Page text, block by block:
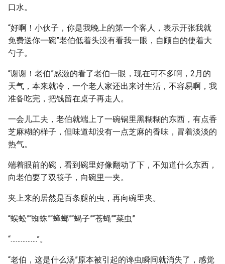
口水。
“好啊！小伙子，你是我晚上的第一个客人，表示开张我就
免费送你一碗”老伯低着头没有看我一眼，自顾自的使着大
勺子。
“谢谢！老伯”感激的看了老伯一眼，现在可不多啊，2月的
天气，本来就冷，一个老人家还出来讨生活，不容易啊，我
准备吃完，把钱留在桌子再走人。
一会儿工夫，老伯就端上了一碗锅里黑糊糊的东西，有点香
芝麻糊的样子，但味道却没有一点芝麻的香味，冒着淡淡的
热气。
端着眼前的碗，看到碗里好像翻动了下，不知道什么东西，
向老伯要了双筷子，向碗里一夹。
夹上来的居然是百条腿的虫，再向碗里夹。
“蜈蚣”“蜘蛛”“蟑螂”“蝎子”“苍蝇”“菜虫”
“…………….”。
“老伯，这是什么汤”原本被引起的谗虫瞬间就消失了，感觉